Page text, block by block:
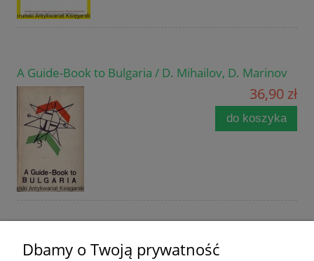
A Guide-Book to Bulgaria / D. Mihailov, D. Marinov
36,90 zł
do koszyka
A Handbook for Housemen / David Baldwin, Keith
Dbamy o Twoją prywatność